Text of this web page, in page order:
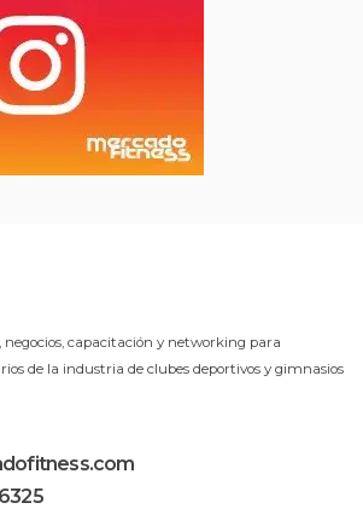
capacitación y networking para
de la industria de clubes deportivos y gimnasios